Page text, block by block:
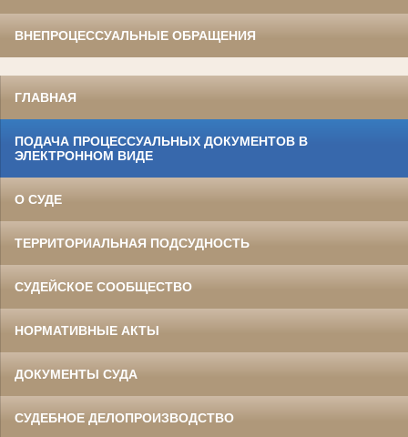
ВНЕПРОЦЕССУАЛЬНЫЕ ОБРАЩЕНИЯ
ГЛАВНАЯ
ПОДАЧА ПРОЦЕССУАЛЬНЫХ ДОКУМЕНТОВ В
ЭЛЕКТРОННОМ ВИДЕ
О СУДЕ
ТЕРРИТОРИАЛЬНАЯ ПОДСУДНОСТЬ
СУДЕЙСКОЕ СООБЩЕСТВО
НОРМАТИВНЫЕ АКТЫ
ДОКУМЕНТЫ СУДА
СУДЕБНОЕ ДЕЛОПРОИЗВОДСТВО